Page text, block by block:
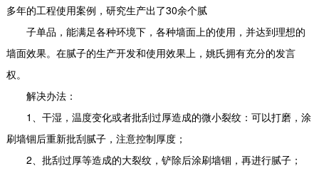
多年的工程使用案例，研究生产出了30余个腻
子单品，能满足各种环境下，各种墙面上的使用，并达到理想的
墙面效果。在腻子的生产开发和使用效果上，姚氏拥有充分的发言
权。
解决办法：
1、干湿，温度变化或者批刮过厚造成的微小裂纹：可以打磨，涂
刷墙锢后重新批刮腻子，注意控制厚度；
2、批刮过厚等造成的大裂纹，铲除后涂刷墙锢，再进行腻子；